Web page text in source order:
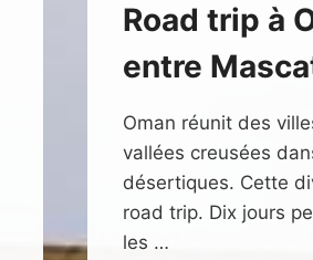
Road trip à
entre
Oman réunit des
vallées creusées
désertiques. Cette
road trip. Dix jours
les …